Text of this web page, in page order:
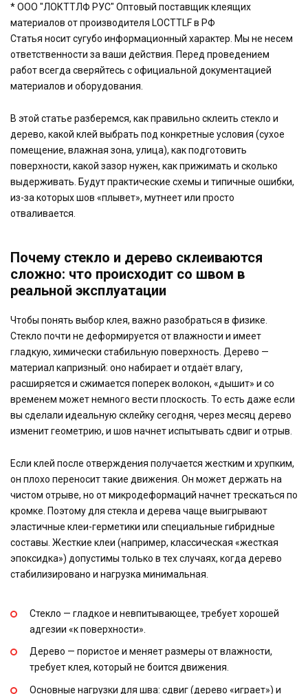
* ООО "ЛОКТТЛФ РУС" Оптовый поставщик клеящих
материалов от производителя LOCTTLF в РФ
Статья носит сугубо информационный характер. Мы не несем
ответственности за ваши действия. Перед проведением
работ всегда сверяйтесь с официальной документацией
материалов и оборудования.
В этой статье разберемся, как правильно склеить стекло и
дерево, какой клей выбрать под конкретные условия (сухое
помещение, влажная зона, улица), как подготовить
поверхности, какой зазор нужен, как прижимать и сколько
выдерживать. Будут практические схемы и типичные ошибки,
из-за которых шов «плывет», мутнеет или просто
отваливается.
Почему стекло и дерево склеиваются
сложно: что происходит со швом в
реальной эксплуатации
Чтобы понять выбор клея, важно разобраться в физике.
Стекло почти не деформируется от влажности и имеет
гладкую, химически стабильную поверхность. Дерево —
материал капризный: оно набирает и отдаёт влагу,
расширяется и сжимается поперек волокон, «дышит» и со
временем может немного вести плоскость. То есть даже если
вы сделали идеальную склейку сегодня, через месяц дерево
изменит геометрию, и шов начнет испытывать сдвиг и отрыв.
Если клей после отверждения получается жестким и хрупким,
он плохо переносит такие движения. Он может держать на
чистом отрыве, но от микродеформаций начнет трескаться по
кромке. Поэтому для стекла и дерева чаще выигрывают
эластичные клеи-герметики или специальные гибридные
составы. Жесткие клеи (например, классическая «жесткая
эпоксидка») допустимы только в тех случаях, когда дерево
стабилизировано и нагрузка минимальная.
Стекло — гладкое и невпитывающее, требует хорошей
адгезии «к поверхности».
Дерево — пористое и меняет размеры от влажности,
требует клея, который не боится движения.
Основные нагрузки для шва: сдвиг (дерево «играет») и